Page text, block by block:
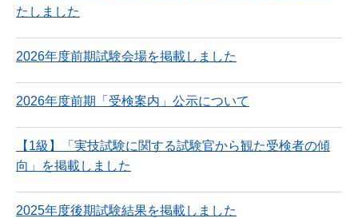
たしました
2026年度前期試験会場を掲載しました
2026年度前期「受検案内」公示について
【1級】「実技試験に関する試験官から観た受検者の傾
向」を掲載しました
2025年度後期試験結果を掲載しました